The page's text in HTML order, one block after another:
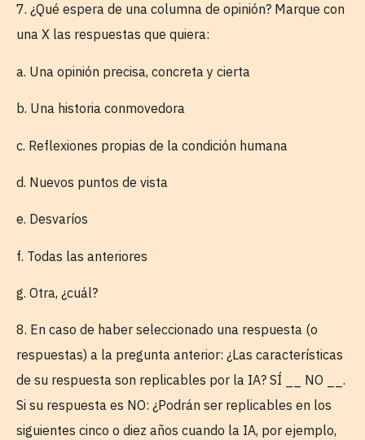
7. ¿Qué espera de una columna de opinión? Marque con
una X las respuestas que quiera:
a. Una opinión precisa, concreta y cierta
b. Una historia conmovedora
c. Reflexiones propias de la condición humana
d. Nuevos puntos de vista
e. Desvaríos
f. Todas las anteriores
g. Otra, ¿cuál?
8. En caso de haber seleccionado una respuesta (o
respuestas) a la pregunta anterior: ¿Las características
de su respuesta son replicables por la IA? SÍ __ NO __.
Si su respuesta es NO: ¿Podrán ser replicables en los
siguientes cinco o diez años cuando la IA, por ejemplo,